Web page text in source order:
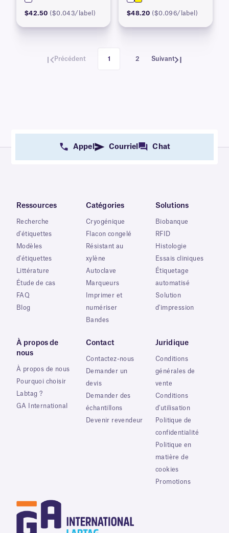
$42.50 ($0.043/label) $48.20 ($0.096/label)
Précédent 1 2 Suivant
Appel Courriel Chat
Ressources
Recherche
d'étiquettes
Modèles
d'étiquettes
Littérature
Étude de cas
FAQ
Blog
Catégories
Cryogénique
Flacon congelé
Résistant au
xylène
Autoclave
Marqueurs
Imprimer et
numériser
Bandes
Solutions
Biobanque
RFID
Histologie
Essais cliniques
Étiquetage
automatisé
Solution
d'impression
À propos de
nous
À propos de nous
Pourquoi choisir
Labtag ?
GA International
Contact
Contactez-nous
Demander un
devis
Demander des
échantillons
Devenir revendeur
Juridique
Conditions
générales de
vente
Conditions
d'utilisation
Politique de
confidentialité
Politique en
matière de
cookies
Promotions